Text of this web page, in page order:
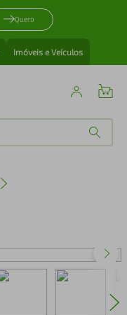
Quero
Imóveis e Veículos